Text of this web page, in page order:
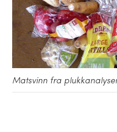
Matsvinn fra